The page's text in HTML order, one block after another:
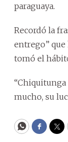
paraguaya.
Recordó la
entrego”
tomó el
mucho, su
WhatsApp